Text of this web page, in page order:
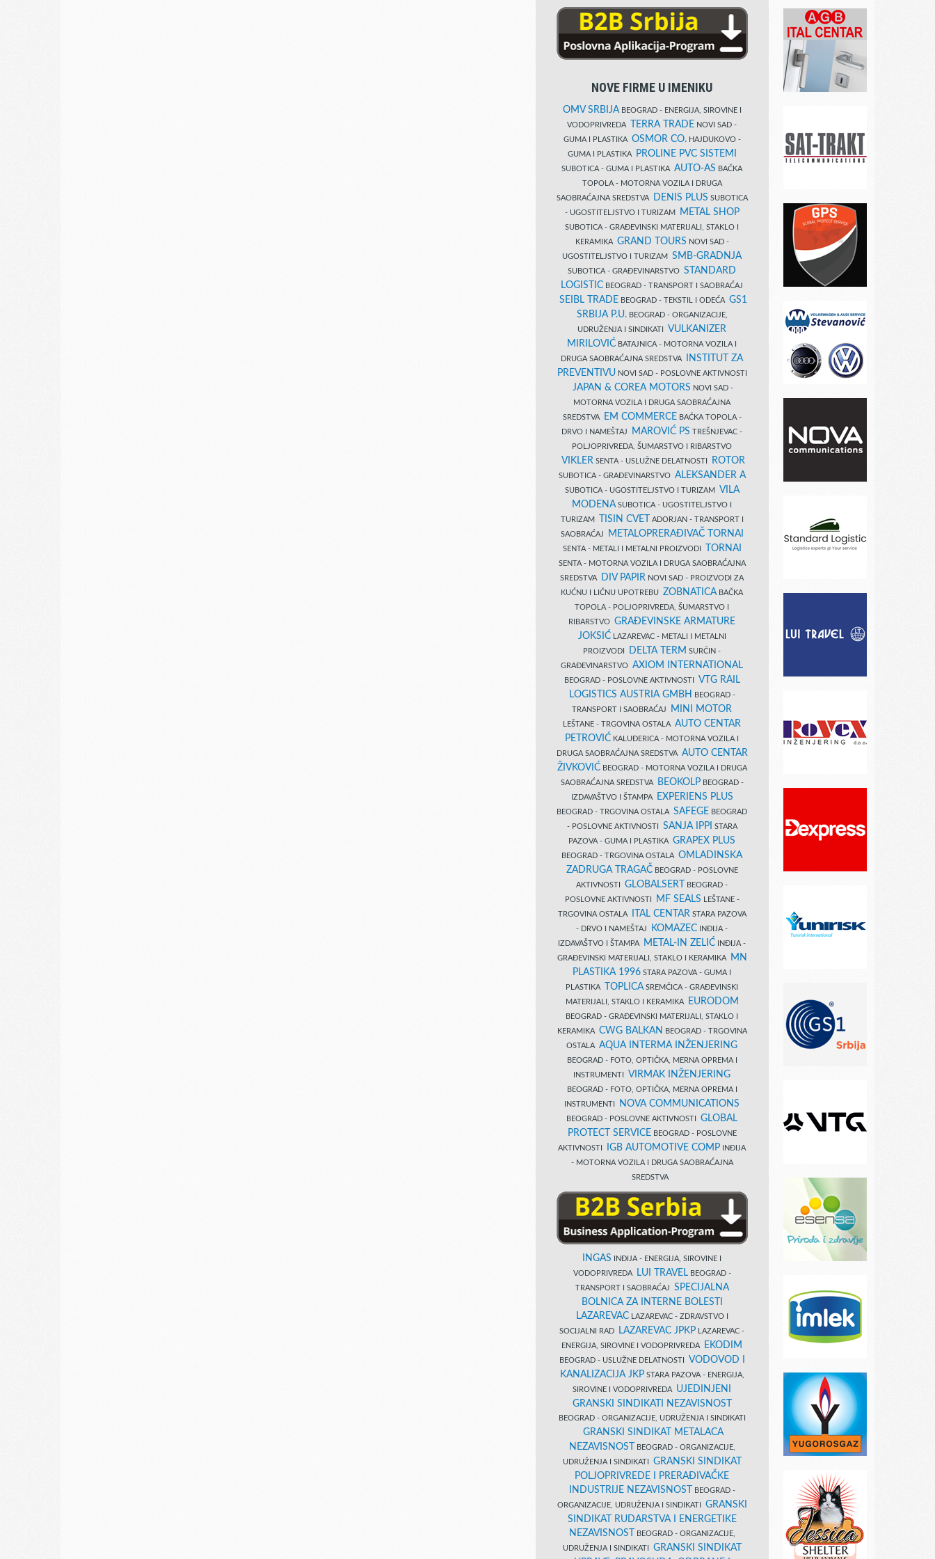
NOVE FIRME U IMENIKU
OMV SRBIJABEOGRAD - ENERGIJA, SIROVINE I
VODOPRIVREDA
TERRA TRADE NOVI SAD -
GUMA I PLASTIKA OSMOR CO.HAJDUKOVO -
GUMA I PLASTIKA
PROLINE PVC SISTEMI
SUBOTICA - GUMA I PLASTIKA AUTO-AS BAČKA
TOPOLA - MOTORNA VOZILA I DRUGA
SAOBRAĆAJNA SREDSTVA
DENIS PLUS SUBOTICA
- UGOSTITELJSTVO I TURIZAM
METAL SHOP
SUBOTICA - GRAĐEVINSKI MATERIJALI, STAKLO I
KERAMIKA GRAND TOURS NOVI SAD -
UGOSTITELJSTVO I TURIZAM SMB-GRADNJA
SUBOTICA - GRAĐEVINARSTVO STANDARD
LOGISTIC BEOGRAD - TRANSPORT I SAOBRAĆAJ
SEIBL TRADE BEOGRAD - TEKSTIL I ODEĆA GS1
SRBIJA P.U.BEOGRAD - ORGANIZACIJE,
UDRUŽENJA I SINDIKATI VULKANIZER
MIRILOVIĆ BATAJNICA - MOTORNA VOZILA I
DRUGA SAOBRAĆAJNA SREDSTVA
INSTITUT ZA
PREVENTIVUNOVI SAD - POSLOVNE AKTIVNOSTI
JAPAN & COREA MOTORS NOVI SAD -
MOTORNA VOZILA I DRUGA SAOBRAĆAJNA
SREDSTVA
EM COMMERCE BAČKA TOPOLA -
DRVO I NAMEŠTAJ
MAROVIĆ PS TREŠNJEVAC -
POLJOPRIVREDA, ŠUMARSTVO I RIBARSTVO
VIKLER SENTA - USLUŽNE DELATNOSTI ROTOR
SUBOTICA - GRAĐEVINARSTVO ALEKSANDER A
SUBOTICA - UGOSTITELJSTVO I TURIZAM VILA
MODENA SUBOTICA - UGOSTITELJSTVO I
TURIZAM
TISIN CVET
ADORJAN - TRANSPORT I
SAOBRAĆAJ
METALOPRERAĐIVAČ TORNAI
SENTA - METALI I METALNI PROIZVODI TORNAI
SENTA - MOTORNA VOZILA I DRUGA SAOBRAĆAJNA
SREDSTVA
DIV PAPIR NOVI SAD - PROIZVODI ZA
KUĆNU I LIČNU UPOTREBU ZOBNATICA BAČKA
TOPOLA - POLJOPRIVREDA, ŠUMARSTVO I
RIBARSTVO GRAĐEVINSKE ARMATURE
JOKSIĆLAZAREVAC - METALI I METALNI
PROIZVODI
DELTA TERM SURČIN -
GRAĐEVINARSTVO AXIOM INTERNATIONAL
BEOGRAD - POSLOVNE AKTIVNOSTI VTG RAIL
LOGISTICS AUSTRIA GMBH
BEOGRAD -
TRANSPORT I SAOBRAĆAJ
MINI MOTOR
LEŠTANE - TRGOVINA OSTALA AUTO CENTAR
PETROVIĆ KALUĐERICA - MOTORNA VOZILA I
DRUGA SAOBRAĆAJNA SREDSTVA AUTO CENTAR
ŽIVKOVIĆBEOGRAD - MOTORNA VOZILA I DRUGA
SAOBRAĆAJNA SREDSTVA
BEOKOLPBEOGRAD -
IZDAVAŠTVO I ŠTAMPA
EXPERIENS PLUS
BEOGRAD - TRGOVINA OSTALA SAFEGE BEOGRAD
- POSLOVNE AKTIVNOSTI SANJA IPPI
STARA
PAZOVA - GUMA I PLASTIKA GRAPEX PLUS
BEOGRAD - TRGOVINA OSTALA OMLADINSKA
ZADRUGA TRAGAČBEOGRAD - POSLOVNE
AKTIVNOSTI GLOBALSERT
BEOGRAD -
POSLOVNE AKTIVNOSTI
MF SEALS LEŠTANE -
TRGOVINA OSTALA
ITAL CENTAR STARA PAZOVA
- DRVO I NAMEŠTAJ
KOMAZEC INĐIJA -
IZDAVAŠTVO I ŠTAMPA
METAL-IN ZELIĆ INĐIJA -
GRAĐEVINSKI MATERIJALI, STAKLO I KERAMIKA
MN
PLASTIKA 1996 STARA PAZOVA - GUMA I
PLASTIKA
TOPLICA SREMČICA - GRAĐEVINSKI
MATERIJALI, STAKLO I KERAMIKA
EURODOM
BEOGRAD - GRAĐEVINSKI MATERIJALI, STAKLO I
KERAMIKA CWG BALKAN
BEOGRAD - TRGOVINA
OSTALA AQUA INTERMA INŽENJERING
BEOGRAD - FOTO, OPTIČKA, MERNA OPREMA I
INSTRUMENTI VIRMAK INŽENJERING
BEOGRAD - FOTO, OPTIČKA, MERNA OPREMA I
INSTRUMENTI
NOVA COMMUNICATIONS
BEOGRAD - POSLOVNE AKTIVNOSTI GLOBAL
PROTECT SERVICE BEOGRAD - POSLOVNE
AKTIVNOSTI
IGB AUTOMOTIVE COMP INĐIJA
- MOTORNA VOZILA I DRUGA SAOBRAĆAJNA
SREDSTVA
INGAS INĐIJA - ENERGIJA, SIROVINE I
VODOPRIVREDA
LUI TRAVELBEOGRAD -
TRANSPORT I SAOBRAĆAJ SPECIJALNA
BOLNICA ZA INTERNE BOLESTI
LAZAREVACLAZAREVAC - ZDRAVSTVO I
SOCIJALNI RAD
LAZAREVAC JPKP LAZAREVAC -
ENERGIJA, SIROVINE I VODOPRIVREDA
EKODIM
BEOGRAD - USLUŽNE DELATNOSTI VODOVOD I
KANALIZACIJA JKPSTARA PAZOVA - ENERGIJA,
SIROVINE I VODOPRIVREDA UJEDINJENI
GRANSKI SINDIKATI NEZAVISNOST
BEOGRAD - ORGANIZACIJE, UDRUŽENJA I SINDIKATI
GRANSKI SINDIKAT METALACA
NEZAVISNOST
BEOGRAD - ORGANIZACIJE,
UDRUŽENJA I SINDIKATI GRANSKI SINDIKAT
POLJOPRIVREDE I PRERAĐIVAČKE
INDUSTRIJE NEZAVISNOST
BEOGRAD -
ORGANIZACIJE, UDRUŽENJA I SINDIKATI GRANSKI
SINDIKAT RUDARSTVA I ENERGETIKE
NEZAVISNOST
BEOGRAD - ORGANIZACIJE,
UDRUŽENJA I SINDIKATI GRANSKI SINDIKAT